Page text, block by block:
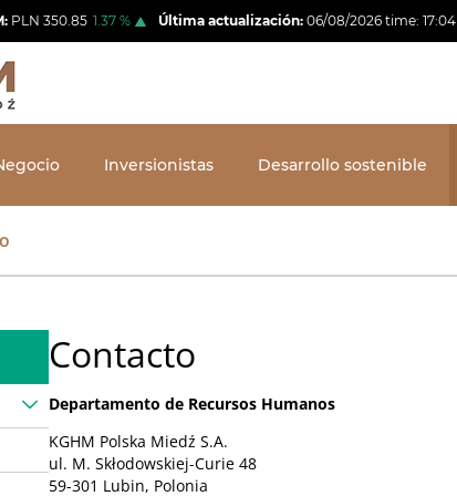
PLN 350.85 1.37 % Última actualización: 06/08/2026 time: 17:04
Inversionistas Desarrollo sostenible
Contacto
Departamento de Recursos Humanos
KGHM Polska Miedź S.A.
ul. M. Skłodowskiej-Curie 48
59-301 Lubin, Polonia